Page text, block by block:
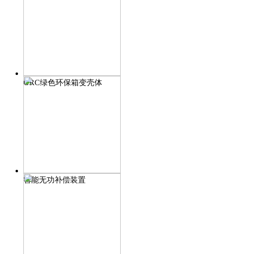
GRC绿色环保箱变壳体
智能无功补偿装置